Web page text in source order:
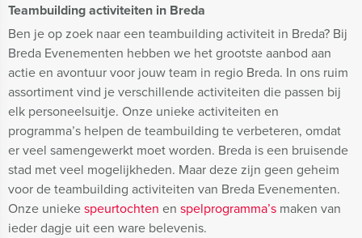
Teambuilding activiteiten in Breda
Ben je op zoek naar een teambuilding activiteit in Breda? Bij
Breda Evenementen hebben we het grootste aanbod aan
actie en avontuur voor jouw team in regio Breda. In ons ruim
assortiment vind je verschillende activiteiten die passen bij
elk personeelsuitje. Onze unieke activiteiten en
programma’s helpen de teambuilding te verbeteren, omdat
er veel samengewerkt moet worden. Breda is een bruisende
stad met veel mogelijkheden. Maar deze zijn geen geheim
voor de teambuilding activiteiten van Breda Evenementen.
Onze uniekespeurtochten en spelprogramma’s maken van
ieder dagje uit een ware belevenis.